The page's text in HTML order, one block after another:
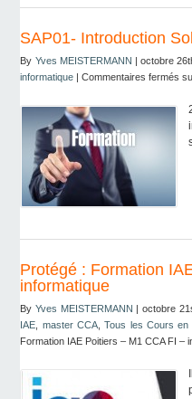
SAP01- Introduction
By Yves MEISTERMANN | octobre
informatique |Commentaires fermés
Protégé : Formation
informatique
ByYves MEISTERMANN | octobre
IAE
master CCA ,Tous les Cours en
Formation IAE Poitiers – M1 CCA FI –